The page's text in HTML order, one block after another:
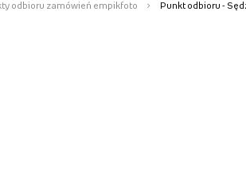
odbioru zamówień empikfoto Punkt odbioru -